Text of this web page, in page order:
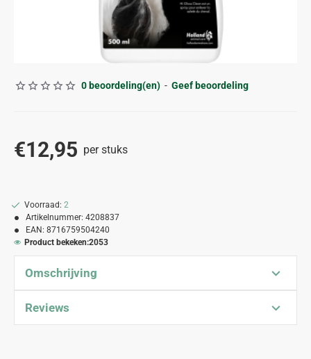
0 beoordeling(en) - Geef beoordeling
€12,95 per stuks
Voorraad: 2
Artikelnummer: 4208837
EAN: 8716759504240
Product bekeken:2053
Omschrijving
Reviews